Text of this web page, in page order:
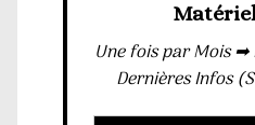
Une fois par Mois ➡
Dernières Infos